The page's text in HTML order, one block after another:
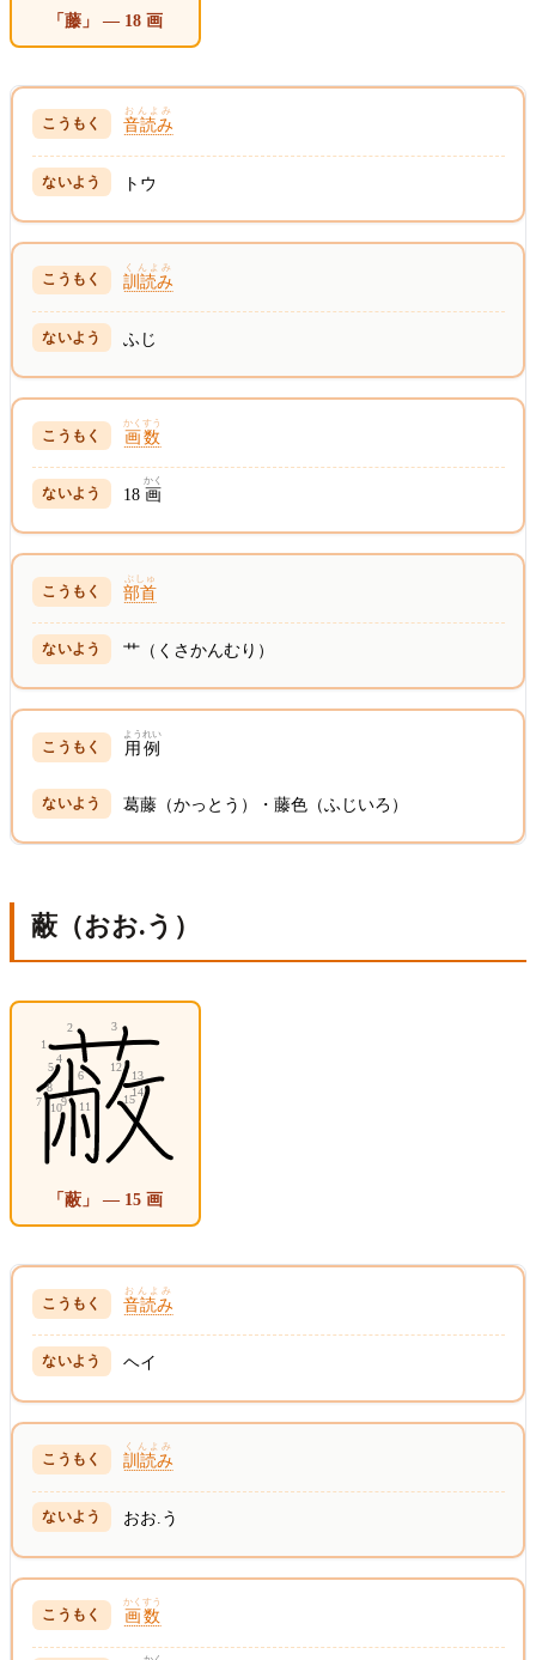
「藤」 — 18 画
音読み
おんよみ
トウ
訓読み
くんよみ
ふじ
画数
かくすう
18 画
かく
部首
ぶしゅ
艹（くさかんむり）
用例
ようれい
葛藤（かっとう）・藤色（ふじいろ）
蔽（おお.う）
「蔽」 — 15 画
音読み
おんよみ
ヘイ
訓読み
くんよみ
おお.う
画数
かくすう